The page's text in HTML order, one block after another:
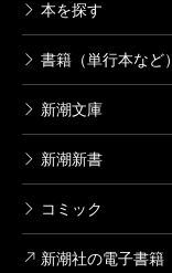
本を探す
書籍（単行本など）
新潮文庫
新潮新書
コミック
新潮社の電子書籍